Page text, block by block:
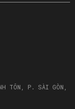
TÔN, P. SÀI GÒN,